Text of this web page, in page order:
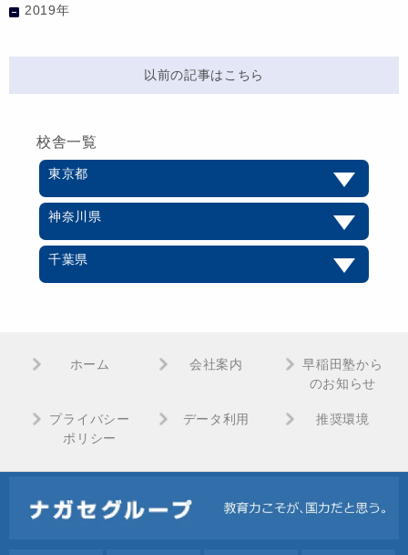
2019年
以前の記事はこちら
校舎一覧
東京都
神奈川県
千葉県
ホーム 会社案内
早稲田塾から
のお知らせ
プライバシー
ポリシー
データ利用 推奨環境